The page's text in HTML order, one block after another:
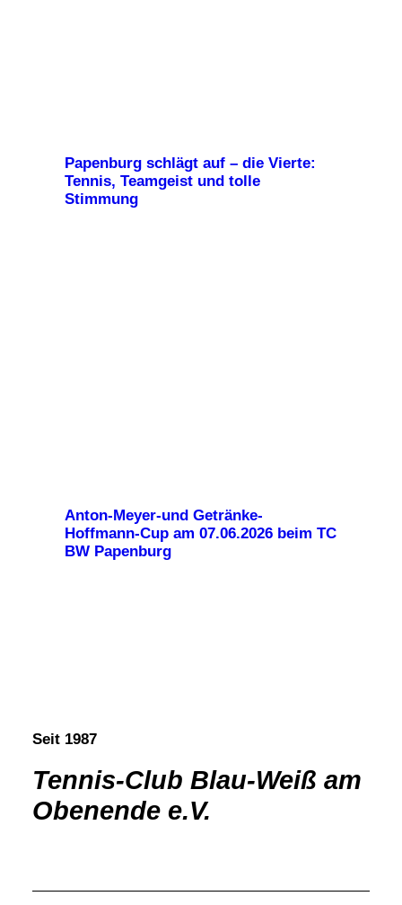
Papenburg schlägt auf – die Vierte:
Tennis, Teamgeist und tolle
Stimmung
Anton-Meyer-und Getränke-
Hoffmann-Cup am 07.06.2026 beim TC
BW Papenburg
Seit 1987
Tennis-Club Blau-Weiß am
Obenende e.V.